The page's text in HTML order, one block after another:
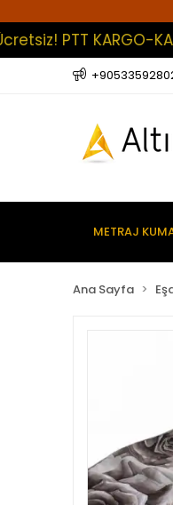
KARGO-KAPIDA
METRAJ
Ana Sayfa